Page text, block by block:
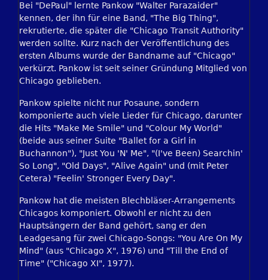
Bei "DePaul" lernte Pankow "Walter Parazaider"
kennen, der ihn für eine Band, "The Big Thing",
rekrutierte, die später die "Chicago Transit Authority"
werden sollte. Kurz nach der Veröffentlichung des
ersten Albums wurde der Bandname auf "Chicago"
verkürzt. Pankow ist seit seiner Gründung Mitglied von
Chicago geblieben.
Pankow spielte nicht nur Posaune, sondern
komponierte auch viele Lieder für Chicago, darunter
die Hits "Make Me Smile" und "Colour My World"
(beide aus seiner Suite "Ballet for a Girl in
Buchannon"), "Just You 'N' Me", "(I've Been) Searchin'
So Long", "Old Days", "Alive Again" und (mit Peter
Cetera) "Feelin' Stronger Every Day".
Pankow hat die meisten Blechbläser-Arrangements
Chicagos komponiert. Obwohl er nicht zu den
Hauptsängern der Band gehört, sang er den
Leadgesang für zwei Chicago-Songs: "You Are On My
Mind" (aus "Chicago X", 1976) und "Till the End of
Time" ("Chicago XI", 1977).